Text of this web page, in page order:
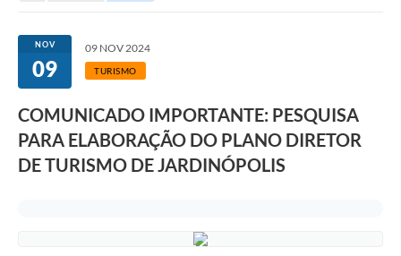
NOV
09
09 NOV 2024
TURISMO
COMUNICADO IMPORTANTE: PESQUISA
PARA ELABORAÇÃO DO PLANO DIRETOR
DE TURISMO DE JARDINÓPOLIS